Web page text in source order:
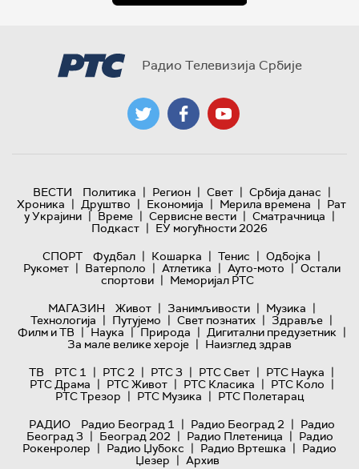
Радио Телевизија Србије
ВЕСТИ Политика | Регион | Свет | Србија данас |
Хроника | Друштво | Економија | Мерила времена | Рат
у Украјини | Време | Сервисне вести | Сматрачница |
Подкаст | ЕУ могућности 2026
СПОРТ
Фудбал | Кошарка | Тенис | Одбојка |
Рукомет | Ватерполо | Атлетика | Ауто-мото | Остали
спортови | Меморијал РТС
МАГАЗИН
Живот | Занимљивости | Музика |
Технологијa | Путујемо | Свет познатих | Здравље |
Филм и ТВ | Наука | Природа | Дигитални предузетник |
За мале велике хероје | Наизглед здрав
ТВ
РТС 1 | РТС 2 | РТС 3 | РТС Свет | РТС Наука |
РТС Драма | РТС Живот | РТС Класика | РТС Коло |
РТС Трезор | РТС Музика | РТС Полетарац
РАДИО
Радио Београд 1 | Радио Београд 2 | Радио
Београд 3 | Београд 202 | Радио Плетеница | Радио
Рокенролер | Радио Џубокс | Радио Вртешка | Радио
Џезер | Архив